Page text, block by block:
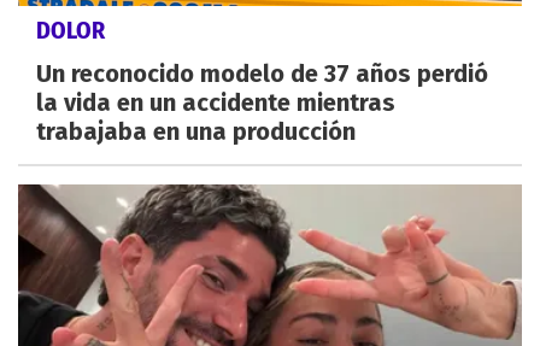
DOLOR
Un reconocido modelo de 37 años perdió
la vida en un accidente mientras
trabajaba en una producción